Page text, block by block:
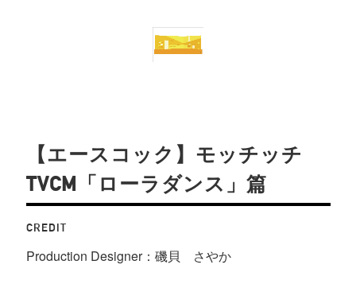
【エースコック】モッチッチ
TVCM「ローラダンス」篇
CREDIT
Production Designer：磯貝 さやか